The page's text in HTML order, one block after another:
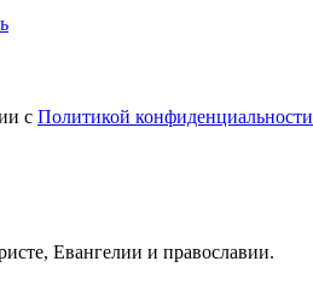
с Политикой конфиденциальности
Евангелии и православии.